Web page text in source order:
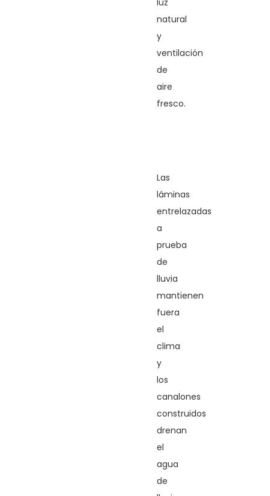
natural
y
ventilación
de
aire
fresco.
Las
láminas
entrelazadas
a
prueba
de
lluvia
mantienen
fuera
el
clima
y
los
canalones
construidos
drenan
el
agua
de